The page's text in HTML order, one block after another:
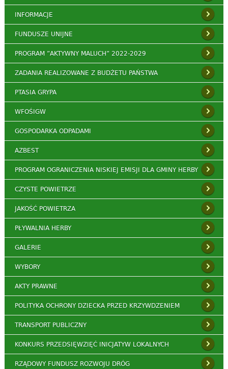
INFORMACJE
FUNDUSZE UNIJNE
PROGRAM ”AKTYWNY MALUCH” 2022-2029
ZADANIA REALIZOWANE Z BUDŻETU PAŃSTWA
PTASIA GRYPA
WFOŚIGW
GOSPODARKA ODPADAMI
AZBEST
PROGRAM OGRANICZENIA NISKIEJ EMISJI DLA GMINY HERBY
CZYSTE POWIETRZE
JAKOŚĆ POWIETRZA
PŁYWALNIA HERBY
GALERIE
WYBORY
AKTY PRAWNE
POLITYKA OCHRONY DZIECKA PRZED KRZYWDZENIEM
TRANSPORT PUBLICZNY
KONKURS PRZEDSIĘWZIĘĆ INICJATYW LOKALNYCH
RZĄDOWY FUNDUSZ ROZWOJU DRÓG